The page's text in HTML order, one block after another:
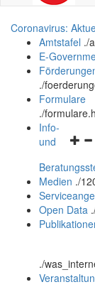
Coronavirus:
Amtstafel ./
E-
./
Formulare
./
und
Info-
und
Medien ./
Open Data .
./